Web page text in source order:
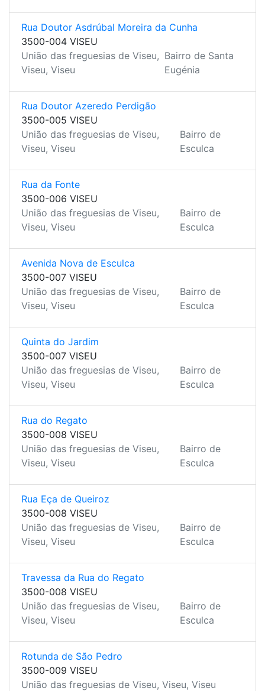
Rua Doutor Asdrúbal Moreira da Cunha
3500-004 VISEU
União das freguesias de Viseu,
Viseu, Viseu
Bairro de Santa
Eugénia
Rua Doutor Azeredo Perdigão
3500-005 VISEU
União das freguesias de Viseu,
Viseu, Viseu
Bairro de
Esculca
Rua da Fonte
3500-006 VISEU
União das freguesias de Viseu,
Viseu, Viseu
Bairro de
Esculca
Avenida Nova de Esculca
3500-007 VISEU
União das freguesias de Viseu,
Viseu, Viseu
Bairro de
Esculca
Quinta do Jardim
3500-007 VISEU
União das freguesias de Viseu,
Viseu, Viseu
Bairro de
Esculca
Rua do Regato
3500-008 VISEU
União das freguesias de Viseu,
Viseu, Viseu
Bairro de
Esculca
Rua Eça de Queiroz
3500-008 VISEU
União das freguesias de Viseu,
Viseu, Viseu
Bairro de
Esculca
Travessa da Rua do Regato
3500-008 VISEU
União das freguesias de Viseu,
Viseu, Viseu
Bairro de
Esculca
Rotunda de São Pedro
3500-009 VISEU
União das freguesias de Viseu, Viseu, Viseu